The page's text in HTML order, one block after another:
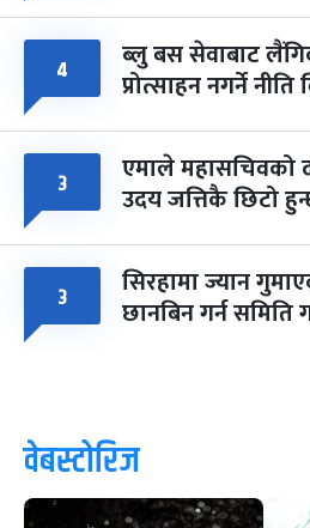
४ ब्लु बस सेवाबाट
प्रोत्साहन नगर्ने नीति
३ एमाले महासचिवको
उदय जत्तिकै छिटो
३ सिरहामा ज्यान
छानबिन गर्न समिति
वेबस्टोरिज